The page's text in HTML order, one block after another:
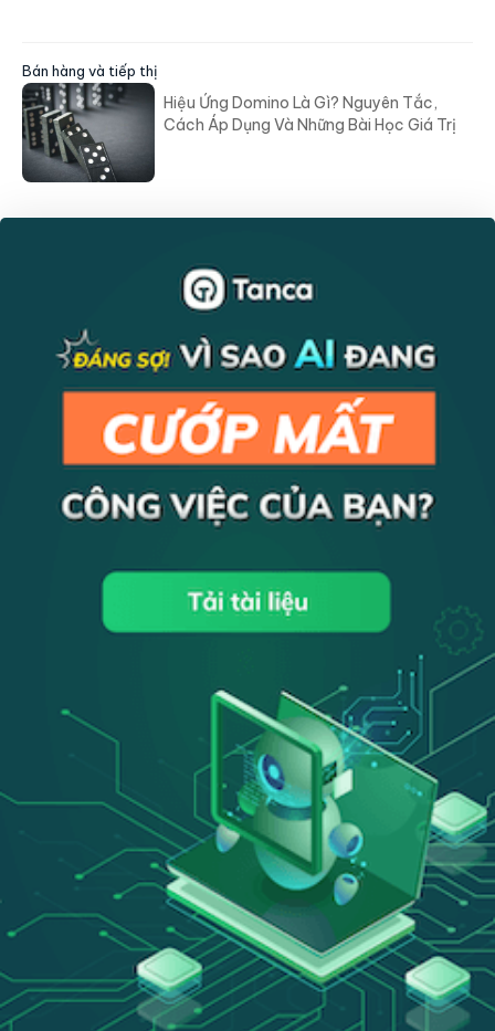
Bán hàng và tiếp thị
Hiệu Ứng Domino Là Gì? Nguyên Tắc,
Cách Áp Dụng Và Những Bài Học Giá Trị